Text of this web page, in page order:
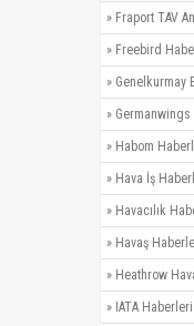
» Fraport TAV
» Freebird
» Genelkurmay
»
» Habom
» Hava İş
» Havacılık
» Havaş
» Heathrow
» IATA Haberleri